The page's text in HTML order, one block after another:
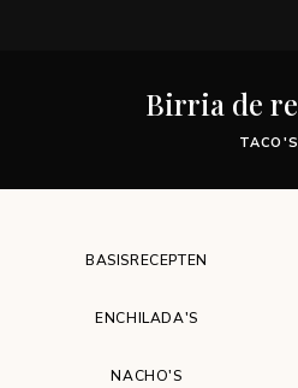
Birria de
TACO'S
BASISRECEPTEN
ENCHILADA'S
NACHO'S